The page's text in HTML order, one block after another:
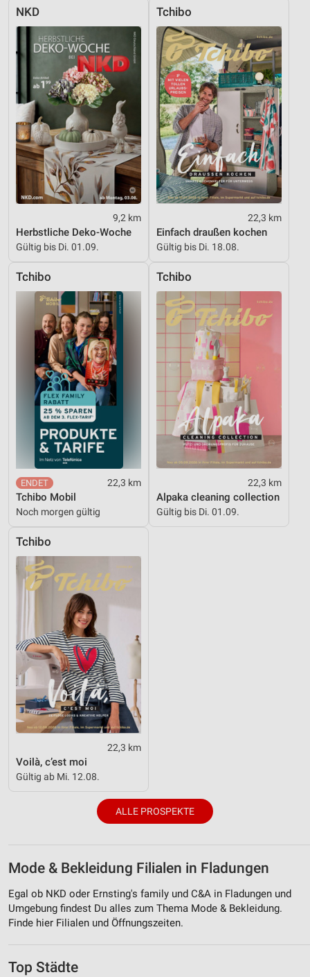
NKD
9,2 km
Herbstliche Deko-Woche
Gültig bis Di. 01.09.
Tchibo
22,3 km
Einfach draußen kochen
Gültig bis Di. 18.08.
Tchibo
22,3 km
Tchibo Mobil
Noch morgen gültig
Tchibo
22,3 km
Alpaka cleaning collection
Gültig bis Di. 01.09.
Tchibo
22,3 km
Voilà, c’est moi
Gültig ab Mi. 12.08.
ALLE PROSPEKTE
Mode & Bekleidung Filialen in Fladungen
Egal ob NKD oder Ernsting's family und C&A in Fladungen und
Umgebung findest Du alles zum Thema Mode & Bekleidung.
Finde hier Filialen und Öffnungszeiten.
Top Städte